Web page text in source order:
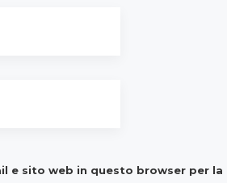
e sito web in questo browser per la